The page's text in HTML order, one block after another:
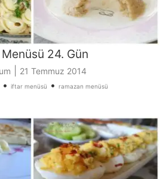
24. Gün
21 Temmuz 2014
• iftar menüsü • ramazan menüsü